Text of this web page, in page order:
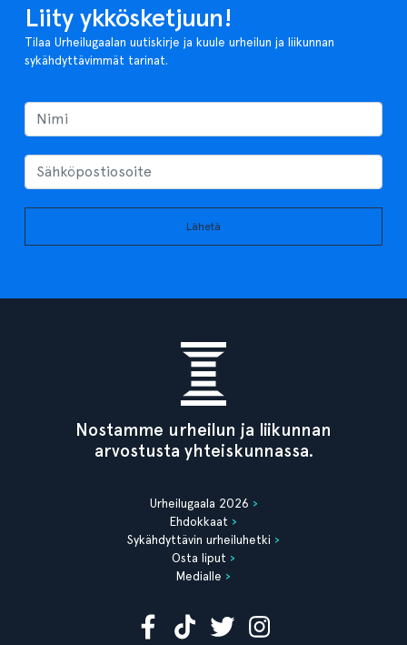
Liity ykkösketjuun!
Tilaa Urheilugaalan uutiskirje ja kuule urheilun ja liikunnan
sykähdyttävimmät tarinat.
Lähetä
Nostamme urheilun ja liikunnan
arvostusta yhteiskunnassa.
Urheilugaala 2026
Ehdokkaat
Sykähdyttävin urheiluhetki
Osta liput
Medialle